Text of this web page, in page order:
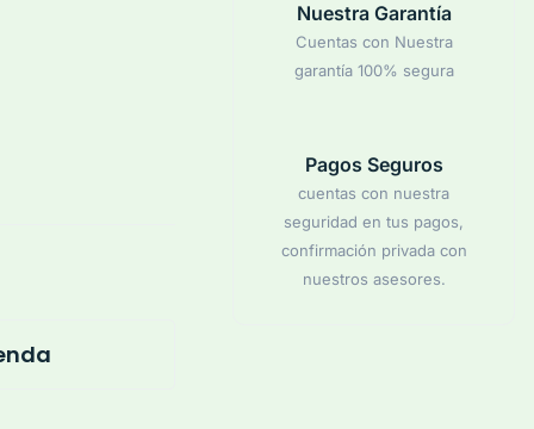
Nuestra Garantía
Cuentas con Nuestra
garantía 100% segura
Pagos Seguros
cuentas con nuestra
seguridad en tus pagos,
confirmación privada con
nuestros asesores.